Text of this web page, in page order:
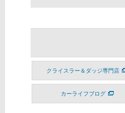
クライスラー＆ダッジ専門店
カーライフブログ